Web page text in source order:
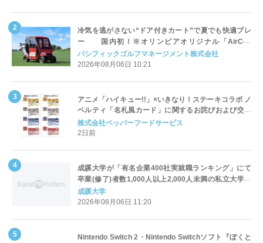
冷気を逃がさない“ドア付きカート”で夏でも快適プレ
ー 国内初！※オリンピアオリジナル「AirCon
Cart（エアコンカート）」導入 | ＰＧＭ
パシフィックゴルフマネージメント株式会社
2026年08月06日 10:21
アニメ「ハイキュー!!」×いきなり！ステーキコラボ ノ
ベルティ「名札風カード」に関するお詫びおよび交換
対応についてのご案内
株式会社ペッパーフードサービス
2日前
成蹊大学が「有名企業400社実就職ランキング」にて
卒業(修了)者数1,000人以上2,000人未満の私立大学で
全国第1位を獲得！～実就職率は26.5%（前年比＋
4.3pt）に伸長、東京の私立大学でも10位にランクイン
成蹊大学
2026年08月06日 11:20
Nintendo Switch 2・Nintendo Switchソフト『ぼくと